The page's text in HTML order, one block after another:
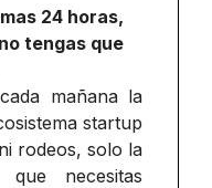
24 horas,
tengas que
mañana la
startup
rodeos, solo la
que necesitas